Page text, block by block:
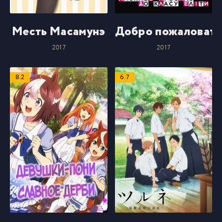
Месть Масамунэ
2017
Добро
2017
8.2 6.7